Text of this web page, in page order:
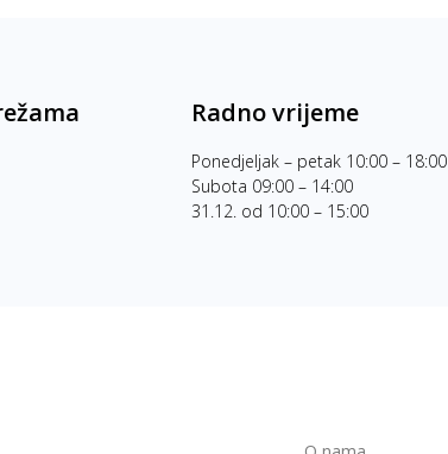
Radno vrijeme
Ponedjeljak – petak 10:00 – 18:00
Subota 09:00 – 14:00
31.12. od 10:00 – 15:00